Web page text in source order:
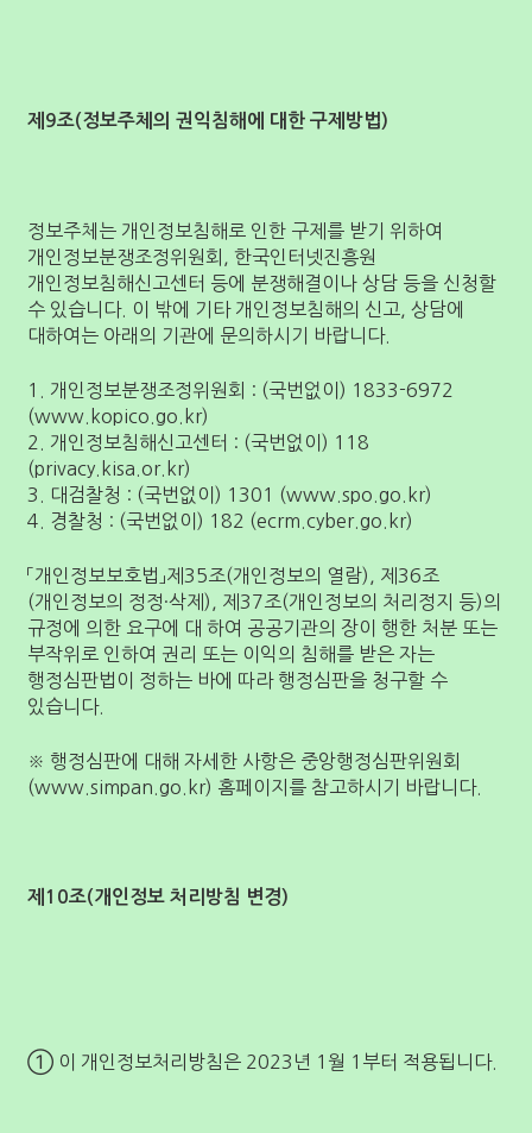
제9조(정보주체의 권익침해에 대한 구제방법)
정보주체는 개인정보침해로 인한 구제를 받기 위하여
개인정보분쟁조정위원회, 한국인터넷진흥원
개인정보침해신고센터 등에 분쟁해결이나 상담 등을 신청할
수 있습니다. 이 밖에 기타 개인정보침해의 신고, 상담에
대하여는 아래의 기관에 문의하시기 바랍니다.
1. 개인정보분쟁조정위원회 : (국번없이) 1833-6972
(www.kopico.go.kr)
2. 개인정보침해신고센터 : (국번없이) 118
(privacy.kisa.or.kr)
3. 대검찰청 : (국번없이) 1301 (www.spo.go.kr)
4. 경찰청 : (국번없이) 182 (ecrm.cyber.go.kr)
「개인정보보호법」제35조(개인정보의 열람), 제36조
(개인정보의 정정·삭제), 제37조(개인정보의 처리정지 등)의
규정에 의한 요구에 대 하여 공공기관의 장이 행한 처분 또는
부작위로 인하여 권리 또는 이익의 침해를 받은 자는
행정심판법이 정하는 바에 따라 행정심판을 청구할 수
있습니다.
※ 행정심판에 대해 자세한 사항은 중앙행정심판위원회
(www.simpan.go.kr) 홈페이지를 참고하시기 바랍니다.
제10조(개인정보 처리방침 변경)
① 이 개인정보처리방침은 2023년 1월 1부터 적용됩니다.